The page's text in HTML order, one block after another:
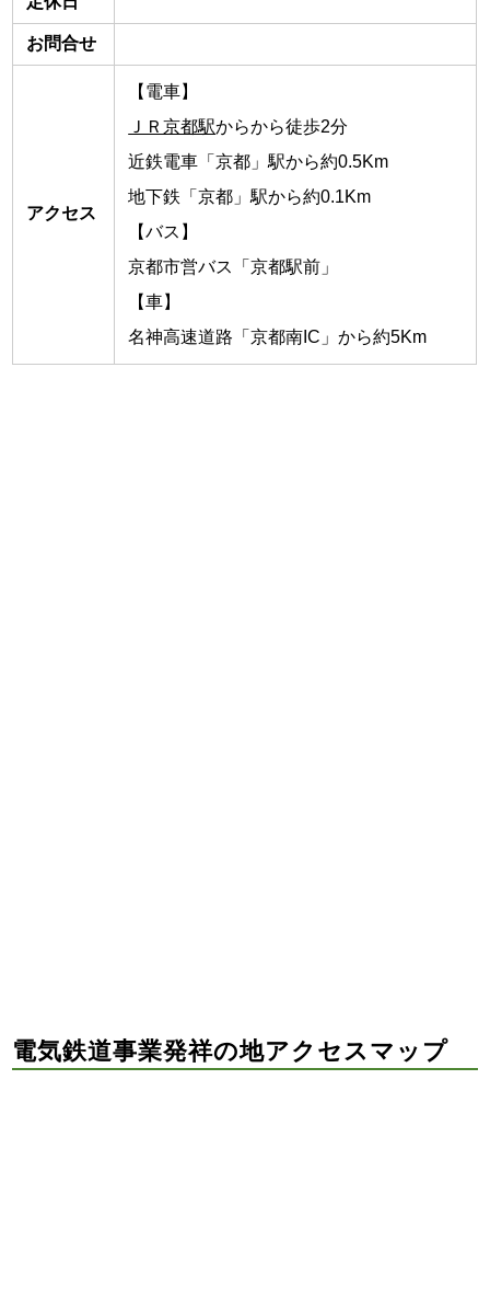
お問合せ
アクセス
【電車】
ＪＲ京都駅からから徒歩2分
近鉄電車「京都」駅から約0.5Km
地下鉄「京都」駅から約0.1Km
【バス】
京都市営バス「京都駅前」
【車】
名神高速道路「京都南IC」から約5Km
電気鉄道事業発祥の地アクセスマップ